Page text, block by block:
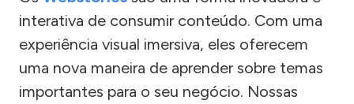
interativa de consumir conteúdo. Com uma
experiência visual imersiva, eles oferecem
uma nova maneira de aprender sobre temas
importantes para o seu negócio. Nossas